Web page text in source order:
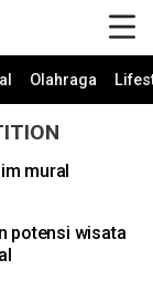
Olahraga
mural
potensi wisata